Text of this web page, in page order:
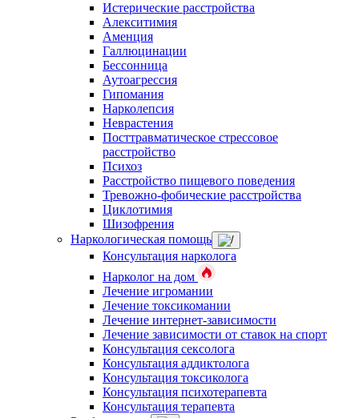
Истерические расстройства
Алекситимия
Аменция
Галлюцинации
Бессонница
Аутоагрессия
Гипомания
Нарколепсия
Неврастения
Посттравматическое стрессовое
расстройство
Психоз
Расстройство пищевого поведения
Тревожно-фобические расстройства
Циклотимия
Шизофрения
Наркологическая помощь
Консультация нарколога
Нарколог на дом
Лечение игромании
Лечение токсикомании
Лечение интернет-зависимости
Лечение зависимости от ставок на спорт
Консультация сексолога
Консультация аддиктолога
Консультация токсиколога
Консультация психотерапевта
Консультация терапевта